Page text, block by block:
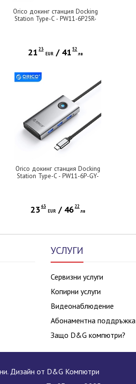
Orico докинг станция Docking
Station Type-C - PW11-6P25R-
21 23
EUR / 41 52
лв
Orico докинг станция Docking
Station Type-C - PW11-6P-GY-
2363
EUR / 4622
лв
УСЛУГИ
Сервизни услуги
Копирни услуги
Видеонаблюдение
Абонаментна поддръжка
Защо D&G компютри?
Дизайн от D&G Компютри